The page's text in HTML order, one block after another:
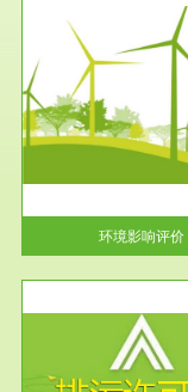
环境影响评价
服务范
环保竣工
根据《建设项目环境
例》第十七条 编制
告书、...
服务范围